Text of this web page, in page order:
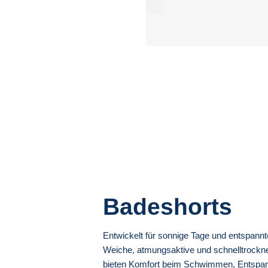
Badeshorts
Entwickelt für sonnige Tage und
Weiche, atmungsaktive und
bieten Komfort beim Schwimmen,